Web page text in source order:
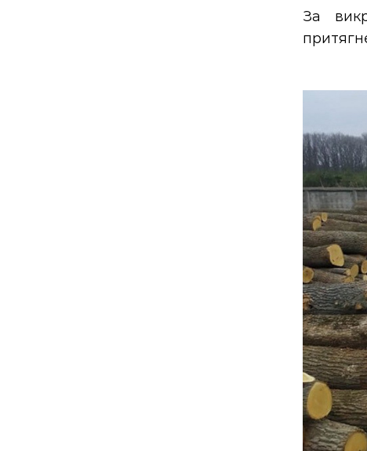
За